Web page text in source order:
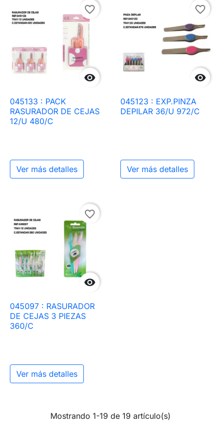

favorite_border
045133 : PACK
RASURADOR DE CEJAS
12/U 480/C
Ver más detalles

favorite_border
045123 : EXP.PINZA
DEPILAR 36/U 972/C
Ver más detalles

favorite_border
045097 : RASURADOR
DE CEJAS 3 PIEZAS
360/C
Ver más detalles
Mostrando 1-19 de 19 artículo(s)